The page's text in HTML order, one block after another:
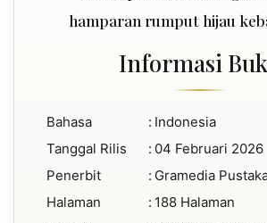
hamparan rumput hijau
Informasi
Bahasa : Indonesia
Tanggal Rilis
: 04 Februari 2026
Penerbit
: Gramedia
Halaman
: 188 Halaman